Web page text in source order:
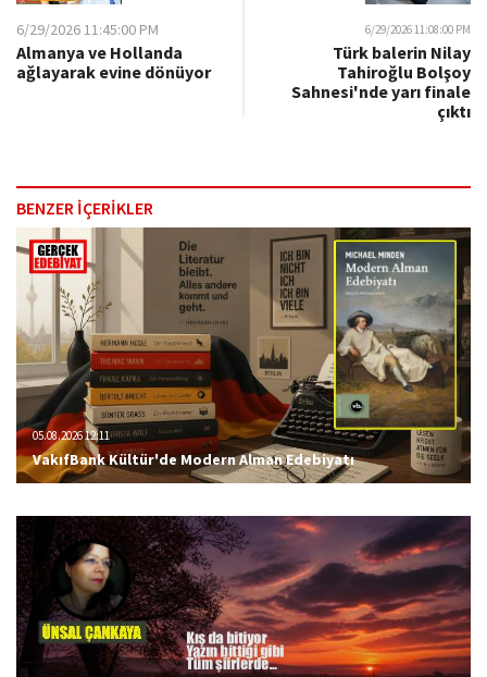
6/29/2026 11:45:00 PM
Almanya ve Hollanda
ağlayarak evine dönüyor
6/29/2026 11:08:00 PM
Türk balerin Nilay
Tahiroğlu Bolşoy
Sahnesi'nde yarı finale
çıktı
BENZER İÇERİKLER
05.08.2026 12:11
VakıfBank Kültür'de Modern Alman Edebiyatı